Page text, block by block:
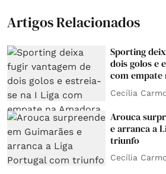
Artigos Relacionados
Sporting
dois golos e
com empate
Cecília
Arouca
e arranca a
triunfo
Cecília